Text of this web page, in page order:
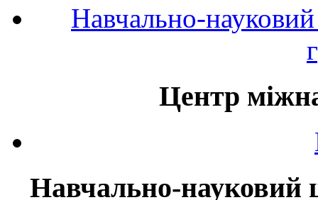
Навчально-
Центр
Навчально-науковий